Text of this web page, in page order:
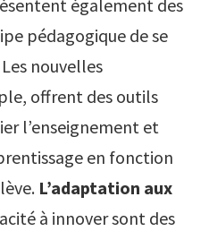
également des
pédagogique de se
nouvelles
offrent des outils
l’enseignement et
en fonction
L’adaptation aux
à innover sont des